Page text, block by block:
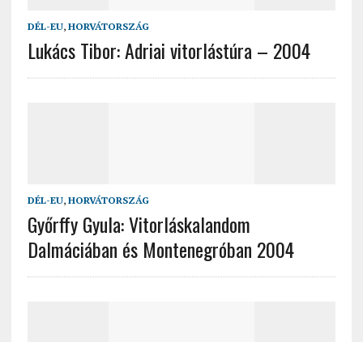
DÉL-EU, HORVÁTORSZÁG
Lukács Tibor: Adriai vitorlástúra – 2004
DÉL-EU, HORVÁTORSZÁG
Győrffy Gyula: Vitorláskalandom
Dalmáciában és Montenegróban 2004